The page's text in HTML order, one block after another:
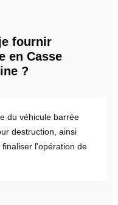
fournir
en Casse
?
du véhicule barrée
destruction, ainsi
l'opération de